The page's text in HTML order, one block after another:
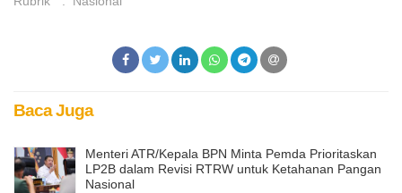
Baca Juga
Menteri ATR/Kepala BPN Minta Pemda Prioritaskan
LP2B dalam Revisi RTRW untuk Ketahanan Pangan
Nasional